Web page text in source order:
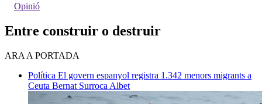
Opinió
Entre construir o destruir
ARA A PORTADA
Política El govern espanyol registra 1.342 menors migrants a
Ceuta Bernat Surroca Albet